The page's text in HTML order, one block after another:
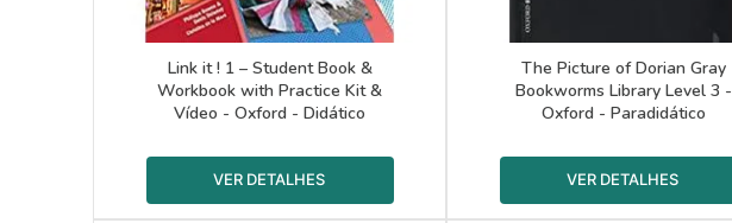
Link it ! 1 – Student Book &
Workbook with Practice Kit &
Vídeo - Oxford - Didático
The Picture of Dorian Gray
Bookworms Library Level 3 -
Oxford - Paradidático